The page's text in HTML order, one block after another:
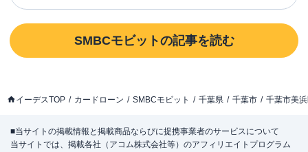
SMBCモビットの記事を読む
イーデスTOP カードローン SMBCモビット 千葉県 千葉市 千葉市美
■当サイトの掲載情報と掲載商品ならびに提携事業者のサービスについて
当サイトでは、掲載各社（アコム株式会社等）のアフィリエイトプログラム